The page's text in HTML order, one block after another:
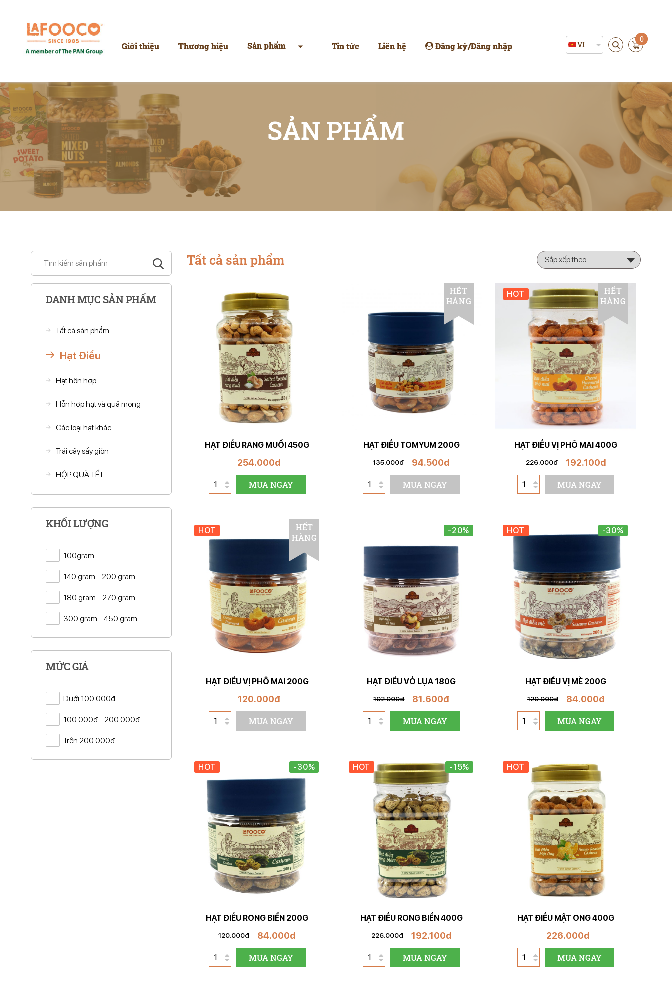
Giới thiệu Thương hiệu Sản phẩm Tin tức Liên hệ Đăng ký/Đăng nhập VI
0
SẢN PHẨM
DANH MỤC SẢN PHẨM
Tất cả sản phẩm
Hạt Điều
Hạt hỗn hợp
Hỗn hợp hạt và quả mọng
Các loại hạt khác
Trái cây sấy giòn
HỘP QUÀ TẾT
KHỐI LƯỢNG
100gram
140 gram - 200 gram
180 gram - 270 gram
300 gram - 450 gram
MỨC GIÁ
Dưới 100.000đ
100.000đ - 200.000đ
Trên 200.000đ
Tất cả sản phẩm
HẠT ĐIỀU RANG MUỐI 450G
254.000đ
MUA NGAY
HẾT
HÀNG
HẠT ĐIỀU TOMYUM 200G
135.000đ 94.500đ
MUA NGAY
HOT
HẾT
HÀNG
HẠT ĐIỀU VỊ PHÔ MAI 400G
226.000đ 192.100đ
MUA NGAY
HOT
HẾT
HÀNG
HẠT ĐIỀU VỊ PHÔ MAI 200G
120.000đ
MUA NGAY
-20%
HẠT ĐIỀU VỎ LỤA 180G
102.000đ 81.600đ
MUA NGAY
HOT -30%
HẠT ĐIỀU VỊ MÈ 200G
120.000đ 84.000đ
MUA NGAY
HOT -30%
HẠT ĐIỀU RONG BIỂN 200G
120.000đ 84.000đ
MUA NGAY
HOT -15%
HẠT ĐIỀU RONG BIỂN 400G
226.000đ 192.100đ
MUA NGAY
HOT
HẠT ĐIỀU MẬT ONG 400G
226.000đ
MUA NGAY